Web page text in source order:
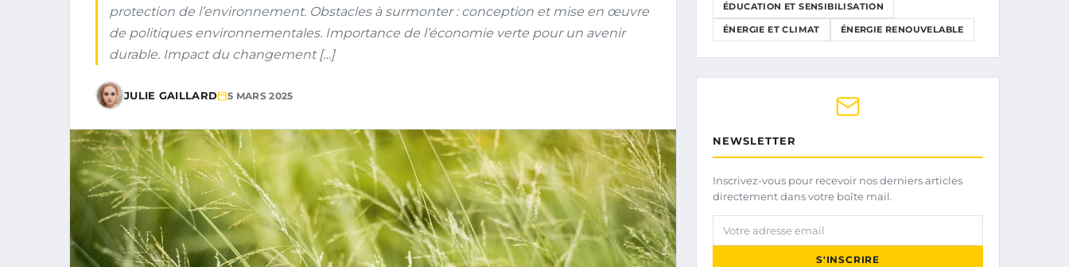
protection de l’environnement. Obstacles à surmonter : conception et mise en œuvre
de politiques environnementales. Importance de l’économie verte pour un avenir
durable. Impact du changement […]
JULIE GAILLARD 5 MARS 2025
ÉDUCATION ET SENSIBILISATION
ÉNERGIE ET CLIMAT ÉNERGIE RENOUVELABLE
NEWSLETTER
Inscrivez-vous pour recevoir nos derniers articles
directement dans votre boîte mail.
Votre adresse email
S'INSCRIRE